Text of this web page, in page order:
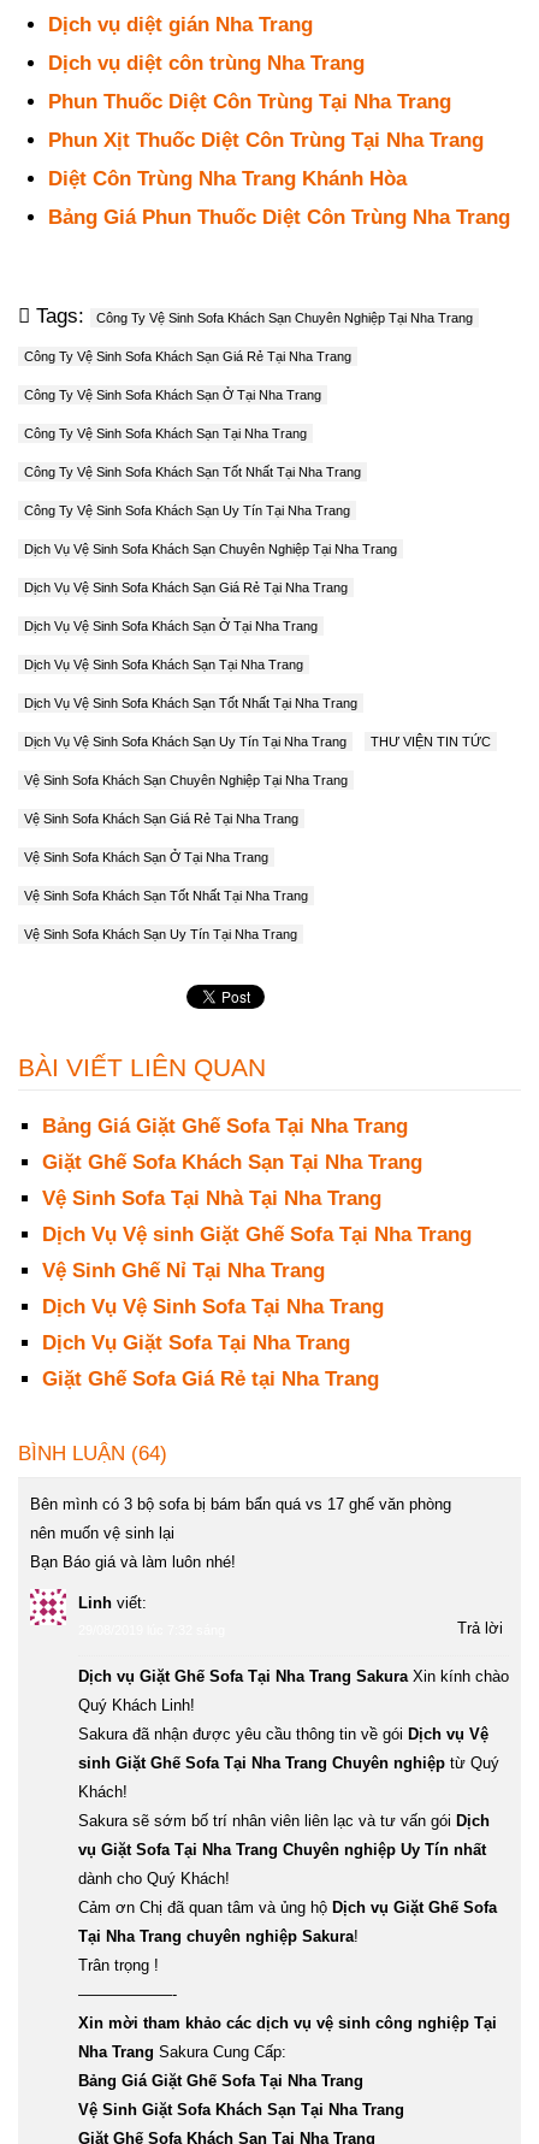
Dịch vụ diệt gián Nha Trang
Dịch vụ diệt côn trùng Nha Trang
Phun Thuốc Diệt Côn Trùng Tại Nha Trang
Phun Xịt Thuốc Diệt Côn Trùng Tại Nha Trang
Diệt Côn Trùng Nha Trang Khánh Hòa
Bảng Giá Phun Thuốc Diệt Côn Trùng Nha Trang
Tags: Công Ty Vệ Sinh Sofa Khách Sạn Chuyên Nghiệp Tại Nha Trang
Công Ty Vệ Sinh Sofa Khách Sạn Giá Rẻ Tại Nha Trang
Công Ty Vệ Sinh Sofa Khách Sạn Ở Tại Nha Trang
Công Ty Vệ Sinh Sofa Khách Sạn Tại Nha Trang
Công Ty Vệ Sinh Sofa Khách Sạn Tốt Nhất Tại Nha Trang
Công Ty Vệ Sinh Sofa Khách Sạn Uy Tín Tại Nha Trang
Dịch Vụ Vệ Sinh Sofa Khách Sạn Chuyên Nghiệp Tại Nha Trang
Dịch Vụ Vệ Sinh Sofa Khách Sạn Giá Rẻ Tại Nha Trang
Dịch Vụ Vệ Sinh Sofa Khách Sạn Ở Tại Nha Trang
Dịch Vụ Vệ Sinh Sofa Khách Sạn Tại Nha Trang
Dịch Vụ Vệ Sinh Sofa Khách Sạn Tốt Nhất Tại Nha Trang
Dịch Vụ Vệ Sinh Sofa Khách Sạn Uy Tín Tại Nha Trang THƯ VIỆN TIN TỨC
Vệ Sinh Sofa Khách Sạn Chuyên Nghiệp Tại Nha Trang
Vệ Sinh Sofa Khách Sạn Giá Rẻ Tại Nha Trang
Vệ Sinh Sofa Khách Sạn Ở Tại Nha Trang
Vệ Sinh Sofa Khách Sạn Tốt Nhất Tại Nha Trang
Vệ Sinh Sofa Khách Sạn Uy Tín Tại Nha Trang
BÀI VIẾT LIÊN QUAN
Bảng Giá Giặt Ghế Sofa Tại Nha Trang
Giặt Ghế Sofa Khách Sạn Tại Nha Trang
Vệ Sinh Sofa Tại Nhà Tại Nha Trang
Dịch Vụ Vệ sinh Giặt Ghế Sofa Tại Nha Trang
Vệ Sinh Ghế Nỉ Tại Nha Trang
Dịch Vụ Vệ Sinh Sofa Tại Nha Trang
Dịch Vụ Giặt Sofa Tại Nha Trang
Giặt Ghế Sofa Giá Rẻ tại Nha Trang
BÌNH LUẬN (64)
Linh viết:
Bên mình có 3 bộ sofa bị bám bẩn quá vs 17 ghế văn phòng
nên muốn vệ sinh lại
Bạn Báo giá và làm luôn nhé!
Trả lời
Dịch vụ Giặt Ghế Sofa Tại Nha Trang Sakura Xin kính chào
Quý Khách Linh!
Sakura đã nhận được yêu cầu thông tin về gói Dịch vụ Vệ
sinh Giặt Ghế Sofa Tại Nha Trang Chuyên nghiệp từ Quý
Khách!
Sakura sẽ sớm bố trí nhân viên liên lạc và tư vấn gói Dịch
vụ Giặt Sofa Tại Nha Trang Chuyên nghiệp Uy Tín nhất
dành cho Quý Khách!
Cảm ơn Chị đã quan tâm và ủng hộ Dịch vụ Giặt Ghế Sofa
Tại Nha Trang chuyên nghiệp Sakura!
Trân trọng !
——————-
Xin mời tham khảo các dịch vụ vệ sinh công nghiệp Tại
Nha Trang Sakura Cung Cấp:
Bảng Giá Giặt Ghế Sofa Tại Nha Trang
Vệ Sinh Giặt Sofa Khách Sạn Tại Nha Trang
Giặt Ghế Sofa Khách Sạn Tại Nha Trang